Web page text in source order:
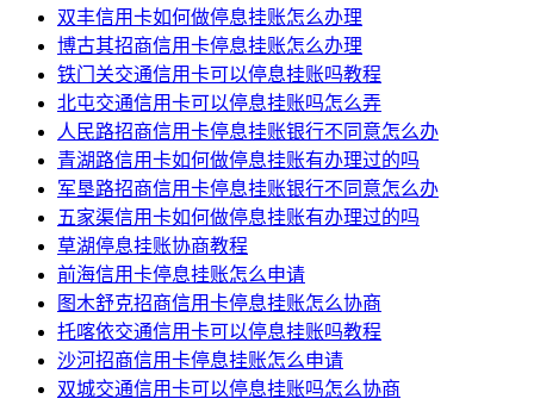
双丰信用卡如何做停息挂账怎么办理
博古其招商信用卡停息挂账怎么办理
铁门关交通信用卡可以停息挂账吗教程
北屯交通信用卡可以停息挂账吗怎么弄
人民路招商信用卡停息挂账银行不同意怎么办
青湖路信用卡如何做停息挂账有办理过的吗
军垦路招商信用卡停息挂账银行不同意怎么办
五家渠信用卡如何做停息挂账有办理过的吗
草湖停息挂账协商教程
前海信用卡停息挂账怎么申请
图木舒克招商信用卡停息挂账怎么协商
托喀依交通信用卡可以停息挂账吗教程
沙河招商信用卡停息挂账怎么申请
双城交通信用卡可以停息挂账吗怎么协商